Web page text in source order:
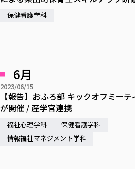
保健看護学科
6月
2023/06/15
【報告】おふろ部 キックオフミーテ
が開催 / 産学官連携
福祉心理学科
保健看護学科
情報福祉マネジメント学科